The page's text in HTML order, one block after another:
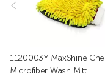
1120003Y MaxShine
Microfiber Wash Mitt